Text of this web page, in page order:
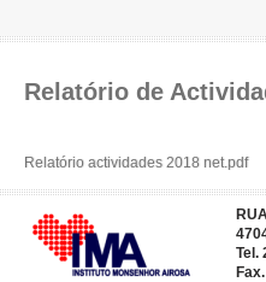
Relatório de
Relatório actividades 2018 net.pdf
Tel.